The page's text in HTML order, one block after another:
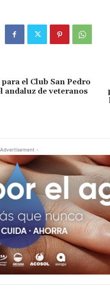
el Club San Pedro
andaluz de veteranos
-